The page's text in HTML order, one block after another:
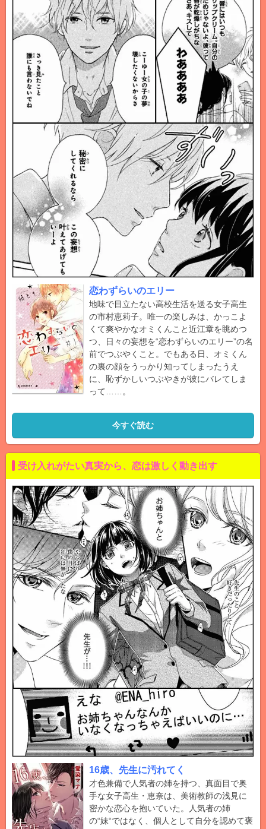
恋わずらいのエリー
地味で目立たない高校生活を送る女子高生
の市村恵莉子。唯一の楽しみは、かっこよ
くて爽やかなオミくんこと近江章を眺めつ
つ、日々の妄想を“恋わずらいのエリー”の名
前でつぶやくこと。でもある日、オミくん
の裏の顔をうっかり知ってしまったうえ
に、恥ずかしいつぶやきが彼にバレてしま
って……。
今すぐ読む
受け入れがたい真実から、恋は激しく動き出す
16歳、先生に汚れてく
才色兼備で人気者の姉を持つ、真面目で奥
手な女子高生・恵奈は、美術教師の浅見に
密かな恋心を抱いていた。人気者の姉
の“妹“ではなく、個人として自分を認めて褒